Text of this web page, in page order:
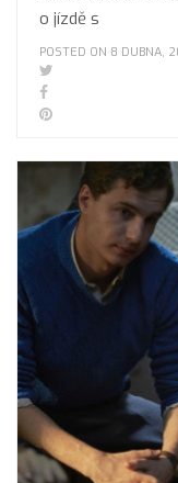
o jízdě s
POSTED ON 8 DUBNA,